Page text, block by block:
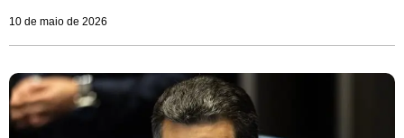
10 de maio de 2026